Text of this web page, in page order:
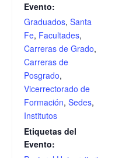
Evento:
Graduados, Santa
Fe, Facultades,
Carreras de Grado,
Carreras de
Posgrado,
Vicerrectorado de
Formación, Sedes,
Institutos
Etiquetas del
Evento: